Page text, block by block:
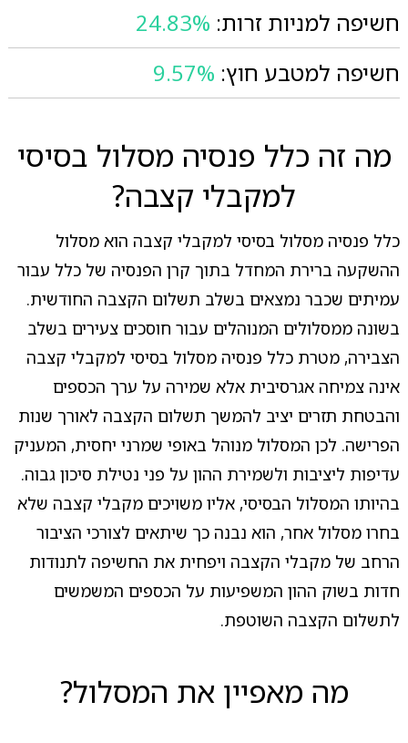
חשיפה למניות זרות: 24.83%
חשיפה למטבע חוץ: 9.57%
מה זה כלל פנסיה מסלול בסיסי
למקבלי קצבה?
כלל פנסיה מסלול בסיסי למקבלי קצבה הוא מסלול
ההשקעה ברירת המחדל בתוך קרן הפנסיה של כלל עבור
עמיתים שכבר נמצאים בשלב תשלום הקצבה החודשית.
בשונה ממסלולים המנוהלים עבור חוסכים צעירים בשלב
הצבירה, מטרת כלל פנסיה מסלול בסיסי למקבלי קצבה
אינה צמיחה אגרסיבית אלא שמירה על ערך הכספים
והבטחת תזרים יציב להמשך תשלום הקצבה לאורך שנות
הפרישה. לכן המסלול מנוהל באופי שמרני יחסית, המעניק
עדיפות ליציבות ולשמירת ההון על פני נטילת סיכון גבוה.
בהיותו המסלול הבסיסי, אליו משויכים מקבלי קצבה שלא
בחרו מסלול אחר, הוא נבנה כך שיתאים לצורכי הציבור
הרחב של מקבלי הקצבה ויפחית את החשיפה לתנודות
חדות בשוק ההון המשפיעות על הכספים המשמשים
לתשלום הקצבה השוטפת.
מה מאפיין את המסלול?